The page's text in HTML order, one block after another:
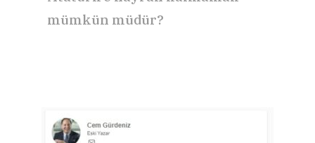
mümkün müdür?